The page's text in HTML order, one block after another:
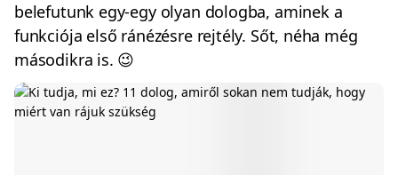
belefutunk egy-egy olyan dologba, aminek a
funkciója első ránézésre rejtély. Sőt, néha még
másodikra is. 😉